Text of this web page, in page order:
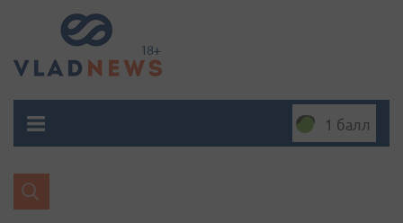
1 балл